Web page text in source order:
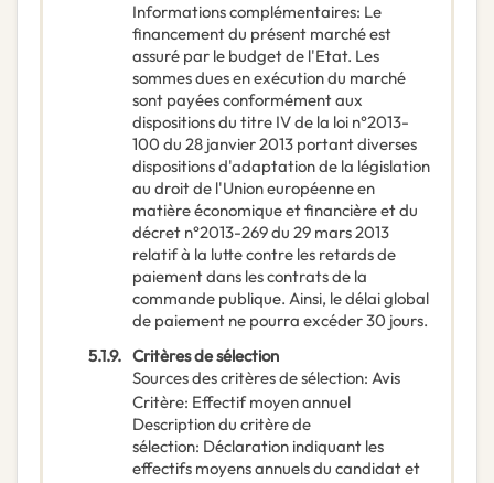
Informations complémentaires: Le
financement du présent marché est
assuré par le budget de l'Etat. Les
sommes dues en exécution du marché
sont payées conformément aux
dispositions du titre IV de la loi n°2013-
100 du 28 janvier 2013 portant diverses
dispositions d'adaptation de la législation
au droit de l'Union européenne en
matière économique et financière et du
décret n°2013-269 du 29 mars 2013
relatif à la lutte contre les retards de
paiement dans les contrats de la
commande publique. Ainsi, le délai global
de paiement ne pourra excéder 30 jours.
5.1.9. Critères de sélection
Sources des critères de sélection: Avis
Critère: Effectif moyen annuel
Description du critère de
sélection: Déclaration indiquant les
effectifs moyens annuels du candidat et